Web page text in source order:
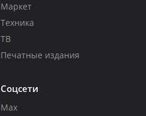
Маркет
Техника
ТВ
Печатные издания
Соцсети
Max